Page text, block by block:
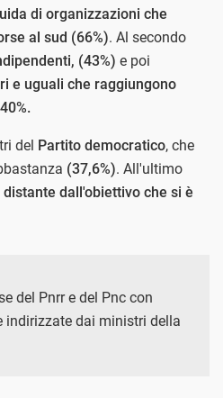
di organizzazioni che
al sud (66%). Al secondo
(43%) e poi
e uguali che raggiungono
del Partito democratico, che
(37,6%). All'ultimo
dall'obiettivo che si è
del Pnrr e del Pnc con
indirizzate dai ministri della